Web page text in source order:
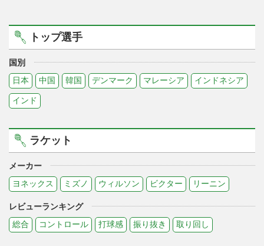
トップ選手
国別
日本
中国 韓国 デンマーク マレーシア インドネシア
インド
ラケット
メーカー
ヨネックス
ミズノ ウィルソン ビクター リーニン
レビューランキング
総合
コントロール 打球感 振り抜き 取り回し